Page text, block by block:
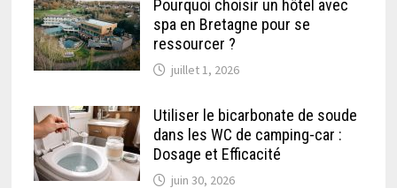
Pourquoi choisir un hôtel avec
spa en Bretagne pour se
ressourcer ?
juillet 1, 2026
Utiliser le bicarbonate de soude
dans les WC de camping-car :
Dosage et Efficacité
juin 30, 2026